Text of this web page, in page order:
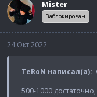
Mister
Заблокирован
24 Окт 2022
TeRoN написал(а):
500-1000